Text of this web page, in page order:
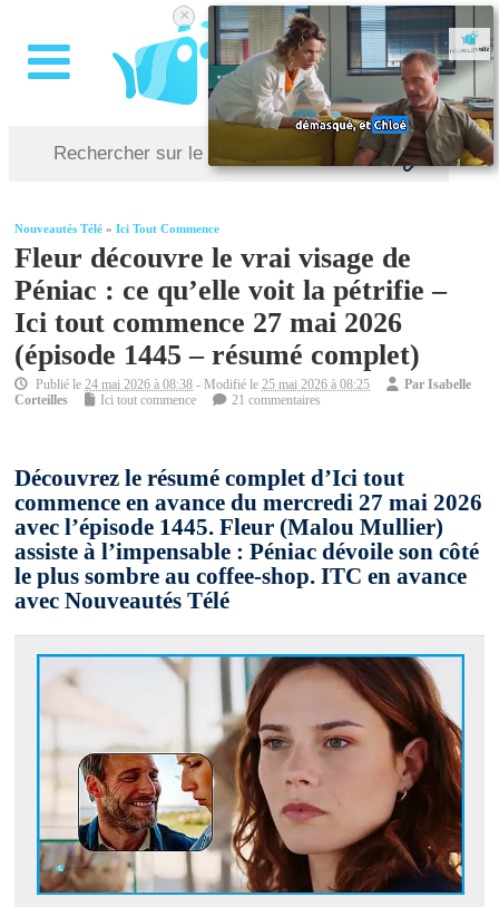
Nouveautés Télé »Ici Tout Commence
Fleur découvre le vrai visage de
Péniac : ce qu’elle voit la pétrifie –
Ici tout commence 27 mai 2026
(épisode 1445 – résumé complet)
Publié le24 mai 2026 à 08:38 - Modifié le25 mai 2026 à 08:25 ParIsabelle
Corteilles
Ici tout commence 21 commentaires
Découvrez le résumé complet d’Ici tout
commence en avance du mercredi 27 mai 2026
avec l’épisode 1445. Fleur (Malou Mullier)
assiste à l’impensable : Péniac dévoile son côté
le plus sombre au coffee-shop. ITC en avance
avec Nouveautés Télé
×